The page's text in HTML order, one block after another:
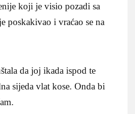
koji je visio pozadi sa
poskakivao i vraćao se na
da joj ikada ispod te
sijeda vlat kose. Onda bi